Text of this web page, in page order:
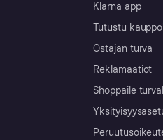
Klarna app
Tutustu
Ostajan turva
Reklamaatiot
Shoppaile